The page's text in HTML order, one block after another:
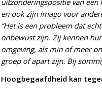
en ook zijn imago voor
“Het is een probleem dat
onbewust zijn. Zij kennen
omgeving, als min of meer
groep of apart zijn. Bij
Hoogbegaafdheid kan